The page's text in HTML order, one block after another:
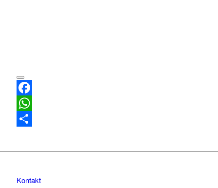
Facebook
WhatsApp
Kontakt